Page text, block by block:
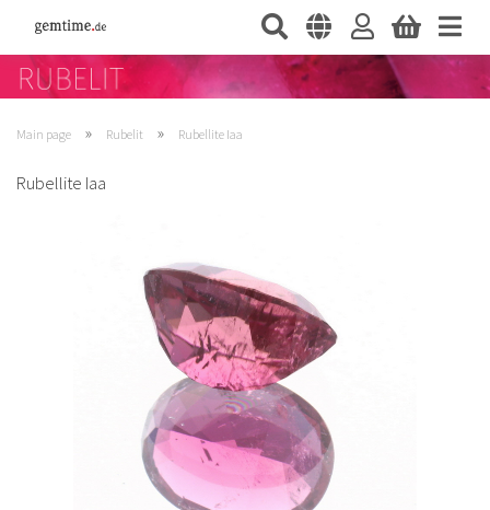
Main page » Rubelit » Rubellite Iaa
Rubellite Iaa